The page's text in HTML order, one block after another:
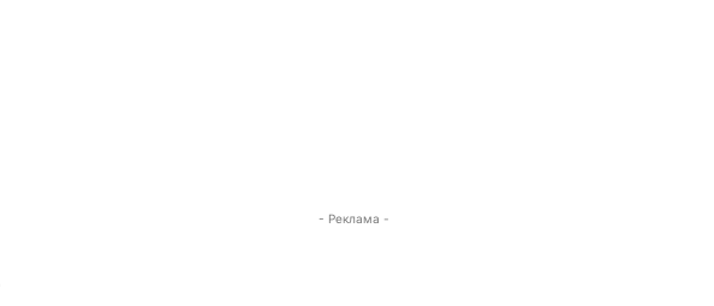
- Реклама -